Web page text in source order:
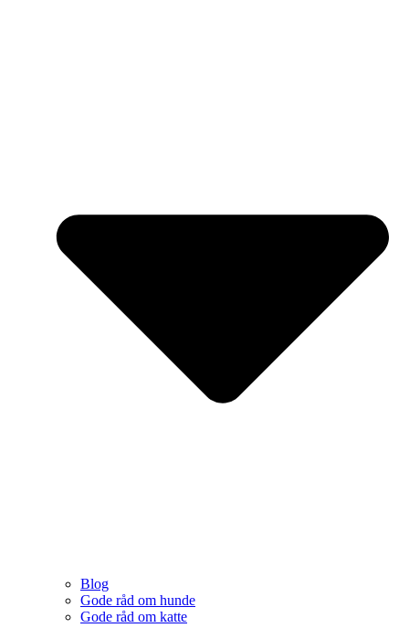
Blog
Gode råd om hunde
Gode råd om katte